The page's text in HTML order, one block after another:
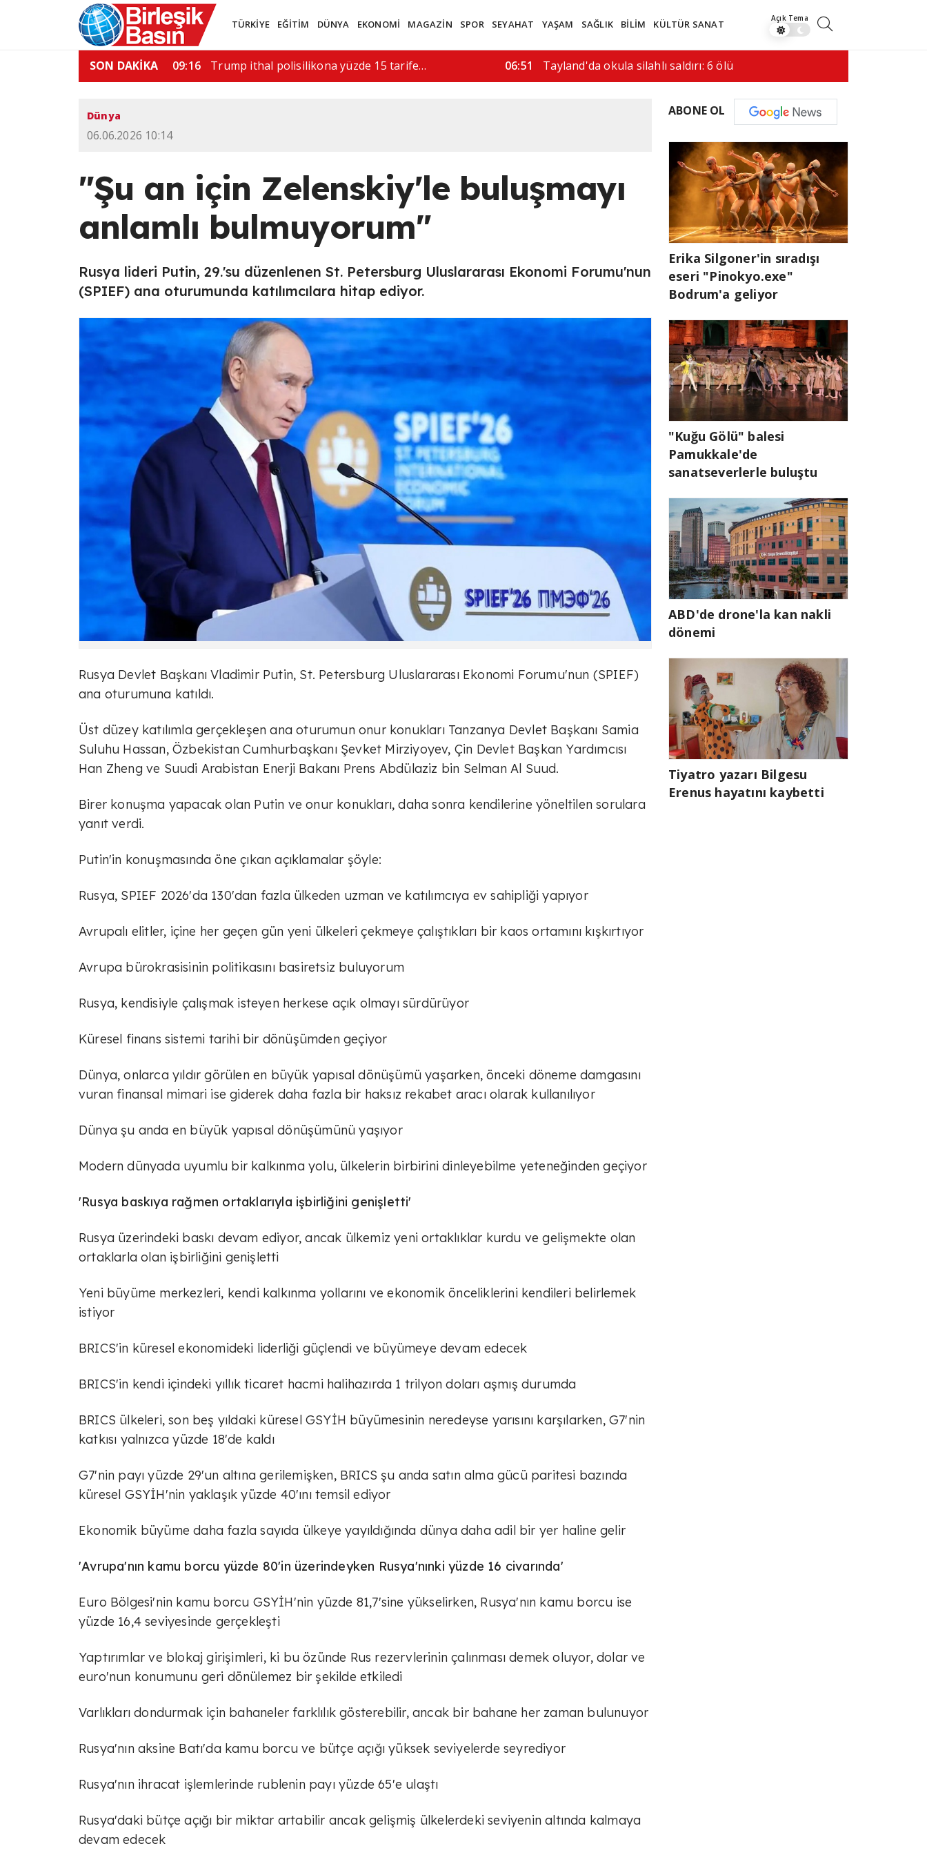
TÜRKİYE EĞİTİM DÜNYA EKONOMİ MAGAZİN SPOR SEYAHAT YAŞAM SAĞLIK BİLİM KÜLTÜR SANAT
SON DAKİKA 11:52 ABD'de silahlı saldırı, 5 kişi hayatını… 08:52 "İran'a askeri saldırı hala bir…
Dünya
06.06.2026 10:14
"Şu an için Zelenskiy'le buluşmayı
anlamlı bulmuyorum"
Rusya lideri Putin, 29.'su düzenlenen St. Petersburg Uluslararası Ekonomi Forumu'nun
(SPIEF) ana oturumunda katılımcılara hitap ediyor.
Rusya Devlet Başkanı Vladimir Putin, St. Petersburg Uluslararası Ekonomi Forumu'nun (SPIEF)
ana oturumuna katıldı.
Üst düzey katılımla gerçekleşen ana oturumun onur konukları Tanzanya Devlet Başkanı Samia
Suluhu Hassan, Özbekistan Cumhurbaşkanı Şevket Mirziyoyev, Çin Devlet Başkan Yardımcısı
Han Zheng ve Suudi Arabistan Enerji Bakanı Prens Abdülaziz bin Selman Al Suud.
Birer konuşma yapacak olan Putin ve onur konukları, daha sonra kendilerine yöneltilen sorulara
yanıt verdi.
Putin'in konuşmasında öne çıkan açıklamalar şöyle:
Rusya, SPIEF 2026'da 130'dan fazla ülkeden uzman ve katılımcıya ev sahipliği yapıyor
Avrupalı elitler, içine her geçen gün yeni ülkeleri çekmeye çalıştıkları bir kaos ortamını kışkırtıyor
Avrupa bürokrasisinin politikasını basiretsiz buluyorum
Rusya, kendisiyle çalışmak isteyen herkese açık olmayı sürdürüyor
Küresel finans sistemi tarihi bir dönüşümden geçiyor
Dünya, onlarca yıldır görülen en büyük yapısal dönüşümü yaşarken, önceki döneme damgasını
vuran finansal mimari ise giderek daha fazla bir haksız rekabet aracı olarak kullanılıyor
Dünya şu anda en büyük yapısal dönüşümünü yaşıyor
Modern dünyada uyumlu bir kalkınma yolu, ülkelerin birbirini dinleyebilme yeteneğinden geçiyor
'Rusya baskıya rağmen ortaklarıyla işbirliğini genişletti'
Rusya üzerindeki baskı devam ediyor, ancak ülkemiz yeni ortaklıklar kurdu ve gelişmekte olan
ortaklarla olan işbirliğini genişletti
Yeni büyüme merkezleri, kendi kalkınma yollarını ve ekonomik önceliklerini kendileri belirlemek
istiyor
BRICS'in küresel ekonomideki liderliği güçlendi ve büyümeye devam edecek
BRICS'in kendi içindeki yıllık ticaret hacmi halihazırda 1 trilyon doları aşmış durumda
BRICS ülkeleri, son beş yıldaki küresel GSYİH büyümesinin neredeyse yarısını karşılarken, G7'nin
katkısı yalnızca yüzde 18'de kaldı
G7'nin payı yüzde 29'un altına gerilemişken, BRICS şu anda satın alma gücü paritesi bazında
küresel GSYİH'nin yaklaşık yüzde 40'ını temsil ediyor
Ekonomik büyüme daha fazla sayıda ülkeye yayıldığında dünya daha adil bir yer haline gelir
'Avrupa'nın kamu borcu yüzde 80'in üzerindeyken Rusya'nınki yüzde 16 civarında'
Euro Bölgesi'nin kamu borcu GSYİH'nin yüzde 81,7'sine yükselirken, Rusya'nın kamu borcu ise
yüzde 16,4 seviyesinde gerçekleşti
Yaptırımlar ve blokaj girişimleri, ki bu özünde Rus rezervlerinin çalınması demek oluyor, dolar ve
euro'nun konumunu geri dönülemez bir şekilde etkiledi
Varlıkları dondurmak için bahaneler farklılık gösterebilir, ancak bir bahane her zaman bulunuyor
Rusya'nın aksine Batı'da kamu borcu ve bütçe açığı yüksek seviyelerde seyrediyor
Rusya'nın ihracat işlemlerinde rublenin payı yüzde 65'e ulaştı
Rusya'daki bütçe açığı bir miktar artabilir ancak gelişmiş ülkelerdeki seviyenin altında kalmaya
devam edecek
ABONE OL
Erika Silgoner'in sıradışı
eseri "Pinokyo.exe"
Bodrum'a geliyor
"Kuğu Gölü" balesi
Pamukkale'de
sanatseverlerle buluştu
ABD'de drone'la kan nakli
dönemi
Tiyatro yazarı Bilgesu
Erenus hayatını kaybetti